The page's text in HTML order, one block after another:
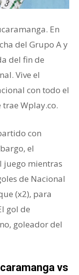
En
del Grupo A y
del fin de
Vive el
con todo el
trae Wplay.co.
con
el
juego mientras
de Nacional
(x2), para
gol de
goleador del
vs